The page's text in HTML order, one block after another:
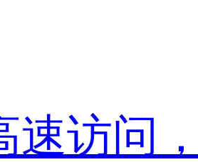
速访问